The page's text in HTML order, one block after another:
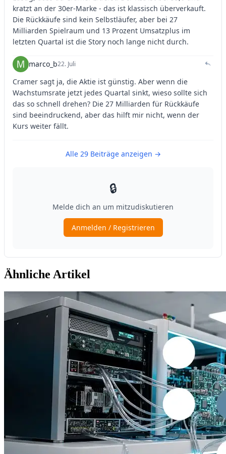
Ähnliche Artikel